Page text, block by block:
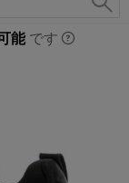
能です